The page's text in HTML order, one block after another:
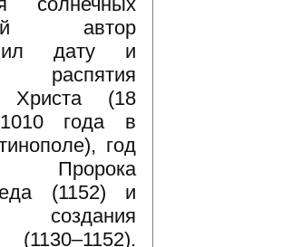
автор
дату и
распятия
Христа (18
года в
год
Пророка
(1152) и
создания